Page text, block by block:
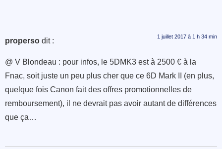
properso dit : 1 juillet 2017 à 1 h 34 min
@ V Blondeau : pour infos, le 5DMK3 est à 2500 € à la
Fnac, soit juste un peu plus cher que ce 6D Mark II (en plus,
quelque fois Canon fait des offres promotionnelles de
remboursement), il ne devrait pas avoir autant de différences
que ça…